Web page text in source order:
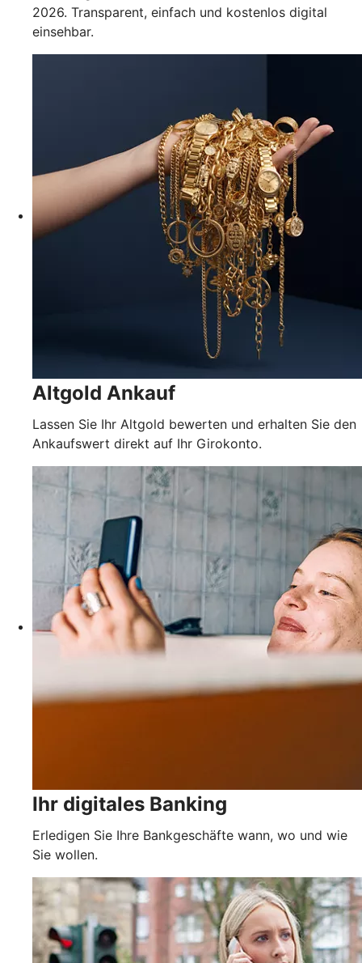
2026. Transparent, einfach und kostenlos digital
einsehbar.
Altgold Ankauf
Lassen Sie Ihr Altgold bewerten und erhalten Sie den
Ankaufswert direkt auf Ihr Girokonto.
Ihr digitales Banking
Erledigen Sie Ihre Bankgeschäfte wann, wo und wie
Sie wollen.